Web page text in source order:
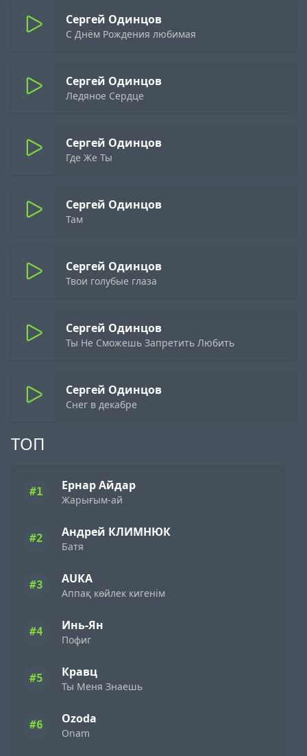
ТОП
#1 Ернар Айдар
Жарығым-ай
#2 Андрей КЛИМНЮК
Батя
#3 AUKA
Аппақ көйлек кигенім
#4 Инь-Ян
Пофиг
#5 Кравц
Ты Меня Знаешь
#6 Ozoda
Onam
Сергей Одинцов
С Днём Рождения любимая
Сергей Одинцов
Ледяное Сердце
Сергей Одинцов
Где Же Ты
Сергей Одинцов
Там
Сергей Одинцов
Твои голубые глаза
Сергей Одинцов
Ты Не Сможешь Запретить Любить
Сергей Одинцов
Снег в декабре